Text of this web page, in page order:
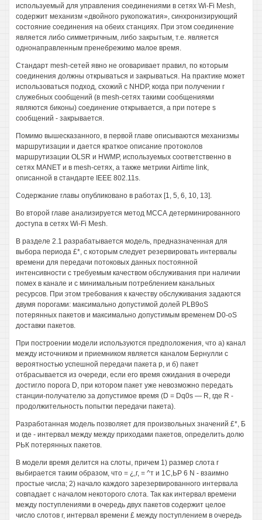
используемый для управления соединениями в сетях Wi-Fi Mesh,
содержит механизм «двойного рукопожатия», синхронизирующий
состояние соединения на обеих станциях. При этом соединение
является либо симметричным, либо закрытым, т.е. является
однонаправленным пренебрежимо малое время.
Стандарт mesh-сетей явно не оговаривает правил, по которым
соединения должны открываться и закрываться. На практике может
использоваться подход, схожий с NHDP, когда при получении г
служебных сообщений (в mesh-сетях такими сообщениями
являются биконы) соединение открывается, а при потере s
сообщений - закрывается.
Помимо вышесказанного, в первой главе описываются механизмы
маршрутизации и дается краткое описание протоколов
маршрутизации OLSR и HWMP, используемых соответственно в
сетях MANET и в mesh-сетях, а также метрики Airtime link,
описанной в стандарте IEEE 802.11s.
Содержание главы опубликовано в работах [1, 5, 6, 10, 13].
Во второй главе анализируется метод МССА детерминированного
доступа в сетях Wi-Fi Mesh.
В разделе 2.1 разрабатывается модель, предназначенная для
выбора периода £*, с которым следует резервировать интервалы
времени для передачи потоковых данных постоянной
интенсивности с требуемым качеством обслуживания при наличии
помех в канале и с минимальным потреблением канальных
ресурсов. При этом требования к качеству обслуживания задаются
двумя порогами: максимально допустимой долей PLB9oS
потерянных пакетов и максимально допустимым временем D0-oS
доставки пакетов.
При построении модели используются предположения, что а) канал
между источником и приемником является каналом Бернулли с
вероятностью успешной передачи пакета р, и б) пакет
отбрасывается из очереди, если его время ожидания в очереди
достигло порога D, при котором пакет уже невозможно передать
станции-получателю за допустимое время (D = Dq0s — R, где R -
продолжительность попытки передачи пакета).
Разработанная модель позволяет для произвольных значений £*, Б
и где - интервал между между приходами пакетов, определить долю
РЬК потерянных пакетов.
В модели время делится на слоты, причем 1) размер слота г
выбирается таким образом, что = ¿,г, = ^т и 1С,ЬР 6 N - взаимно
простые числа; 2) начало каждого зарезервированного интервала
совпадает с началом некоторого слота. Так как интервал времени
между поступлениями в очередь двух пакетов содержит целое
число слотов г, интервал времени £ между поступлением в очередь